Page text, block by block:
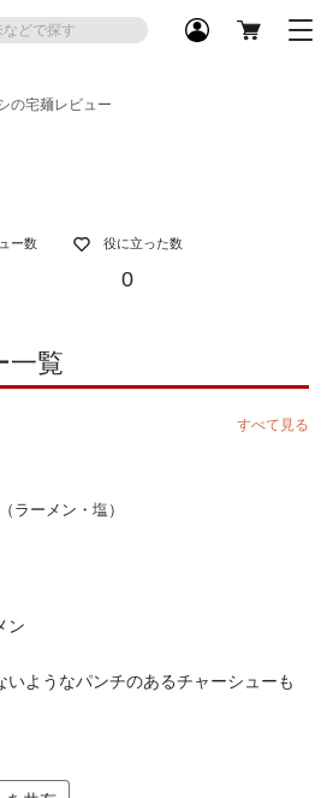
の宅麺レビュー
ー数 役に立った数
0
一覧
すべて見る
ーメン・塩）
ン
いようなパンチのあるチャーシューも